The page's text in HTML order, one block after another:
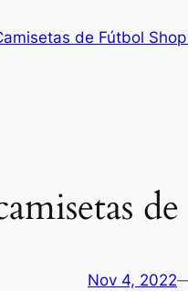
de Fútbol
Nov 4, 2022